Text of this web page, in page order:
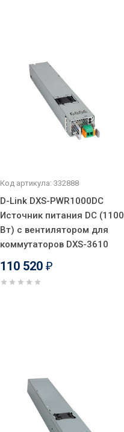
Код артикула: 332888
D-Link DXS-PWR1000DC
Источник питания DC (1100
Вт) с вентилятором для
коммутаторов DXS-3610
110 520 ₽